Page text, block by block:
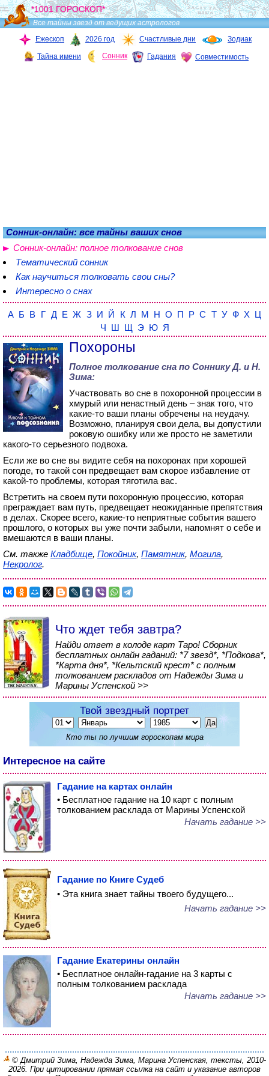
*1001 ГОРОСКОП*
Все тайны звезд от ведущих астрологов
Ежескоп
2026 год Счастливые дни Зодиак
Тайна имени Сонник Гадания Совместимость
Сонник-онлайн: все тайны ваших снов
Сонник-онлайн: полное толкование снов
Тематический сонник
Как научиться толковать свои сны?
Интересно о снах
А Б В Г Д Е Ж З И Й К Л М Н О П Р С Т У Ф Х Ц
Ч Ш Щ Э Ю Я
Похороны
Полное толкование сна по Соннику Д. и Н.
Зима:
Участвовать во сне в похоронной процессии в
хмурый или ненастный день – знак того, что
какие-то ваши планы обречены на неудачу.
Возможно, планируя свои дела, вы допустили
роковую ошибку или же просто не заметили
какого-то серьезного подвоха.
Если же во сне вы видите себя на похоронах при хорошей
погоде, то такой сон предвещает вам скорое избавление от
какой-то проблемы, которая тяготила вас.
Встретить на своем пути похоронную процессию, которая
преграждает вам путь, предвещает неожиданные препятствия
в делах. Скорее всего, какие-то неприятные события вашего
прошлого, о которых вы уже почти забыли, напомнят о себе и
вмешаются в ваши планы.
См. также Кладбище, Покойник, Памятник, Могила,
Некролог.
Что ждет тебя завтра?
Найди ответ в колоде карт Таро! Сборник
бесплатных онлайн гаданий: *7 звезд*, *Подкова*,
*Карта дня*, *Кельтский крест* с полным
толкованием раскладов от Надежды Зима и
Марины Успенской >>
Твой звездный портрет
Кто ты по лучшим гороскопам мира
Интересное на сайте
Гадание на картах онлайн
• Бесплатное гадание на 10 карт с полным
толкованием расклада от Марины Успенской
Начать гадание >>
Гадание по Книге Судеб
• Эта книга знает тайны твоего будущего...
Начать гадание >>
Гадание Екатерины онлайн
• Бесплатное онлайн-гадание на 3 карты с
полным толкованием расклада
Начать гадание >>
© Дмитрий Зима, Надежда Зима, Марина Успенская, тексты, 2010-
2026. При цитировании прямая ссылка на сайт и указание авторов